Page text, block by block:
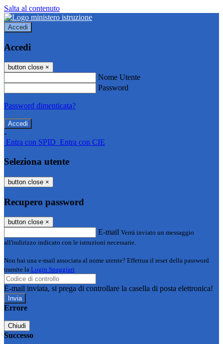
Salta al contenuto
Accedi
Accedi
button close ×
Nome Utente
Password
Password dimenticata?
-
Entra con SPID Entra con CIE
Seleziona utente
button close ×
Recupero password
button close ×
E-mail Verrà inviato un messaggio
all'indirizzo indicato con le istruzioni necessarie.
Non hai una e-mail associata al nome utente? Effettua il reset della password
tramite la Login Spaggiari
E-mail inviata, si prega di controllare la casella di posta elettronica!
Errore
Chiudi
Successo